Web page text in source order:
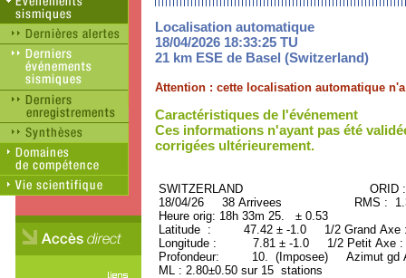
Localisation automatique
18/04/2026 18:33:25 TU
21 km ESE de Basel (Switzerland)
Attention : cette localisation automatique
Caractéristiques de l'événement
Ces informations n'ayant pas été
corrigées ultérieurement.
SWITZERLAND ORID :
18/04/26 38 Arrivees RMS :
Heure orig: 18h 33m 25. ± 0.53
Latitude : 47.42 ± -1.0 1/2 Grand
Longitude : 7.81 ± -1.0 1/2 Petit Axe
Profondeur: 10. (Imposee) Azimut gd
ML : 2.80±0.50 sur 15 stations